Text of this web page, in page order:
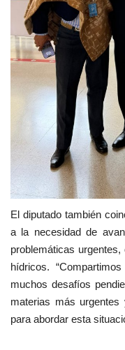
El diputado también
a la necesidad de
problemáticas
hídricos.
muchos desafíos
materias más
para abordar esta